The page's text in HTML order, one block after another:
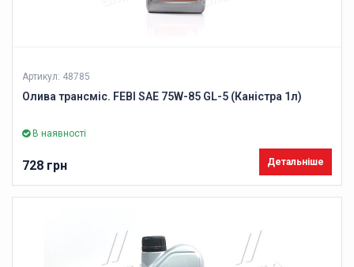
Артикул: 48785
Олива трансміс. FEBI SAE 75W-85 GL-5 (Каністра 1л)
В наявності
728 грн Детальніше